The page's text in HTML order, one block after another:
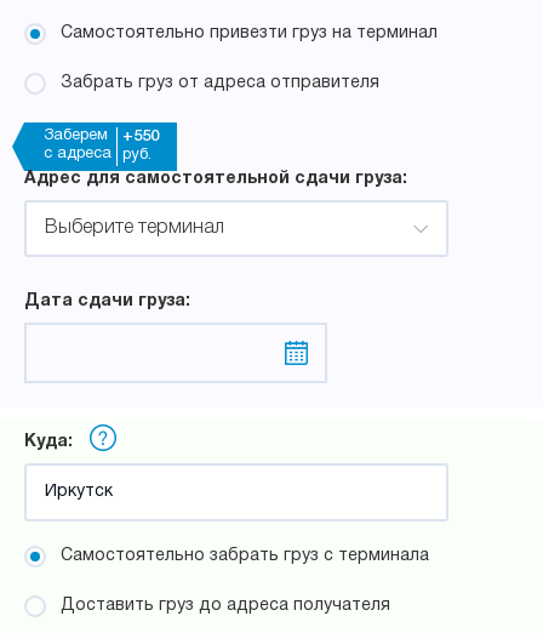
Самостоятельно привезти груз на терминал
Забрать груз от адреса отправителя
Заберем
с адреса
+550
руб.
Адрес для самостоятельной сдачи груза:
Выберите терминал
Дата сдачи груза:
Куда:
Самостоятельно забрать груз с терминала
Доставить груз до адреса получателя